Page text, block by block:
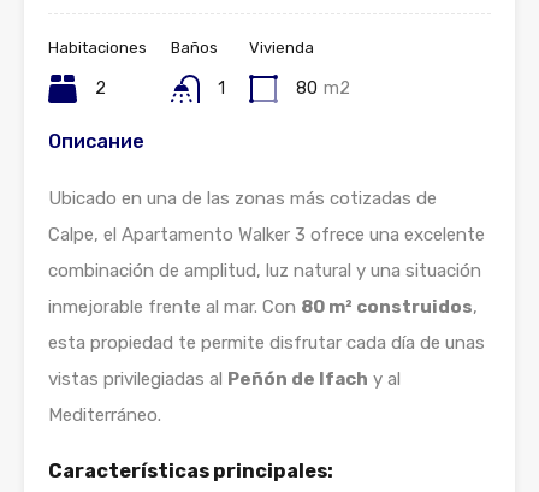
Habitaciones
2
Baños
1
Vivienda
80 m2
Описание
Ubicado en una de las zonas más cotizadas de
Calpe, el Apartamento Walker 3 ofrece una excelente
combinación de amplitud, luz natural y una situación
inmejorable frente al mar. Con 80 m² construidos,
esta propiedad te permite disfrutar cada día de unas
vistas privilegiadas al Peñón de Ifach y al
Mediterráneo.
Características principales: